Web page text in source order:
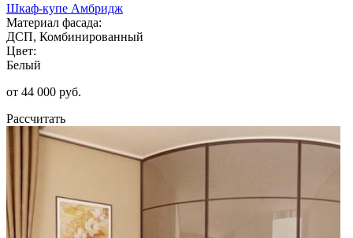
Шкаф-купе Амбридж
Материал фасада:
ДСП, Комбинированный
Цвет:
Белый
от 44 000 руб.
Рассчитать